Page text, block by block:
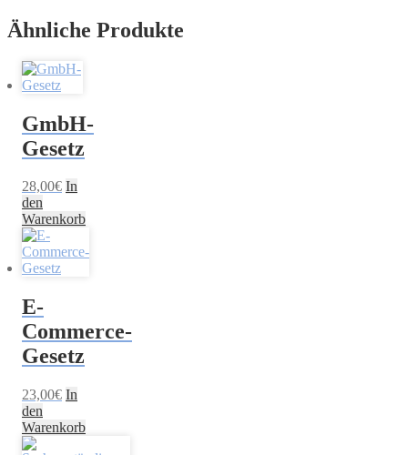
Ähnliche Produkte
GmbH-
Gesetz
28,00€ In
den
Warenkorb
E-
Commerce-
Gesetz
23,00€ In
den
Warenkorb